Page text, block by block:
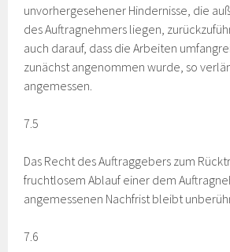
unvorhergesehener Hindernisse, die
des Auftragnehmers liegen,
auch darauf, dass die Arbeiten
zunächst angenommen wurde, so
angemessen.
7.5
Das Recht des Auftraggebers zum
fruchtlosem Ablauf einer dem
angemessenen Nachfrist bleibt
7.6